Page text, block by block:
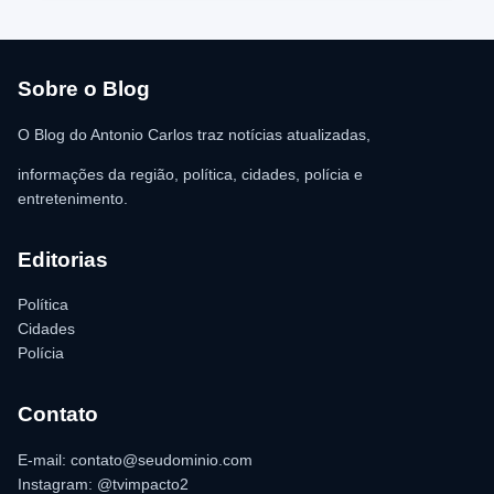
para as providências legais.
Sobre o Blog
O Blog do Antonio Carlos traz notícias atualizadas,
informações da região, política, cidades, polícia e
entretenimento.
Editorias
Política
Cidades
Polícia
Contato
E-mail: contato@seudominio.com
Instagram: @tvimpacto2